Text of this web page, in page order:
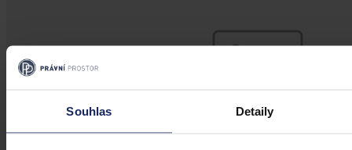
Souhlas Detaily